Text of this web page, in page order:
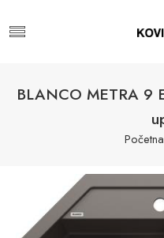
BLANCO METRA 9
Početna